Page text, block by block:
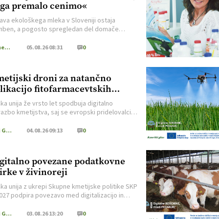
premalo cenimo«
ekološkega mleka v Sloveniji ostaja
a pogosto spregledan del domače
že več kot tri desetletja, je Mlekarna Krepko, ki
O izzivih slovenskega mlekarstva, položaju
kmetov, odnosu potrošnikov do domačih […]
EKO kmetijstvo 05.08.26 08:31 0
droni za natančno
fitofarmacevtskih
in gnojil
unija že vrsto let spodbuja digitalno
kmetijstva, saj se evropski pridelovalci
ekstremni vremenski pojavi, naraščajoči
in sodobne tehnološke rešitve.
zato ni več zgolj priložnost za razvoj,
[…]
Kmečki Glas 04.08.26 09:13 0
povezane podatkovne
v živinoreji
unija z ukrepi Skupne kmetijske politike SKP
podpira povezavo med digitalizacijo in
sodobne tehnologije pri pomembnih
Kmečki Glas 03.08.26 13:20 0